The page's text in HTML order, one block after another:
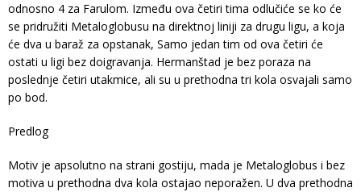
odnosno 4 za Farulom. Između ova četiri tima odlučiće se ko će
se pridružiti Metaloglobusu na direktnoj liniji za drugu ligu, a koja
će dva u baraž za opstanak, Samo jedan tim od ova četiri će
ostati u ligi bez doigravanja. Hermanštad je bez poraza na
poslednje četiri utakmice, ali su u prethodna tri kola osvajali samo
po bod.
Predlog
Motiv je apsolutno na strani gostiju, mada je Metaloglobus i bez
motiva u prethodna dva kola ostajao neporažen. U dva prethodna